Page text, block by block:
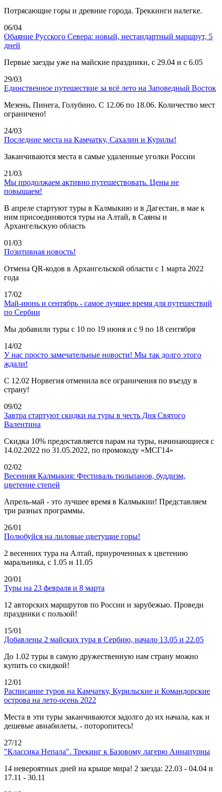
Потрясающие горы и древние города. Треккинги налегке.
06/04
Обаяние Русского Севера: новый, нестандартный маршрут, 5
дней
Первые заезды уже на майские праздники, с 29.04 и с 6.05
29/03
Единственное путешествие за всё лето на Заповедный Восток
Мезень, Пинега, Голубино. С 12.06 по 18.06. Количество мест
ограничено!
24/03
Последние места на Камчатку, Сахалин и Курилы!
Заканчиваются места в самые удаленные уголки России
21/03
Мы продолжаем активно путешествовать. Цены не
повышаем!
В апреле стартуют туры в Калмыкию и в Дагестан, в мае к
ним присоединяются туры на Алтай, в Саяны и
Архангельскую область
01/03
Позитивная новость!
Отмена QR-кодов в Архангельской области с 1 марта 2022
года
17/02
Май-июнь и сентябрь - самое лучшее время для путешествий
по Сербии
Мы добавили туры с 10 по 19 июня и с 9 по 18 сентября
14/02
У нас просто замечательные новости! Мы так долго этого
ждали!
С 12.02 Норвегия отменила все ограничения по въезду в
страну!
09/02
Завтра стартуют скидки на туры в честь Дня Святого
Валентина
Скидка 10% предоставляется парам на туры, начинающиеся с
14.02.2022 по 31.05.2022, по промокоду «МСГ14»
02/02
Весенняя Калмыкия: Фестиваль тюльпанов, буддизм,
цветение степей
Апрель-май - это лучшее время в Калмыкии! Представляем
три разных программы.
26/01
Полюбуйся на лиловые цветущие горы!
2 весенних тура на Алтай, приуроченных к цветению
маральника, с 1.05 и 11.05
20/01
Туры на 23 февраля и 8 марта
12 авторских маршрутов по России и зарубежью. Проведи
праздники с пользой!
15/01
Добавлены 2 майских тура в Сербию, начало 13.05 и 22.05
До 1.02 туры в самую дружественную нам страну можно
купить со скидкой!
12/01
Расписание туров на Камчатку, Курильские и Командорские
острова на лето-осень 2022
Места в эти туры заканчиваются задолго до их начала, как и
дешевые авиабилеты, - поторопитесь!
27/12
"Классика Непала". Трекинг к Базовому лагерю Аннапурны
14 невероятных дней на крыше мира! 2 заезда: 22.03 - 04.04 и
17.11 - 30.11